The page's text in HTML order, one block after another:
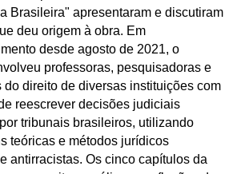
Brasileira" apresentaram e discutiram
deu origem à obra. Em
desde agosto de 2021, o
professoras, pesquisadoras e
do direito de diversas instituições com
reescrever decisões judiciais
tribunais brasileiros, utilizando
teóricas e métodos jurídicos
antirracistas. Os cinco capítulos da